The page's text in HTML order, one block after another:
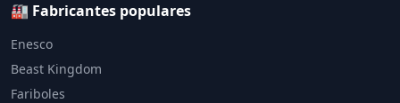
🏭 Fabricantes populares
Enesco
Beast Kingdom
Fariboles